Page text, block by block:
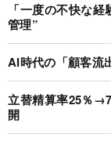
「一度の不快な
管理”
AI時代の「顧客流
立替精算率25％
開